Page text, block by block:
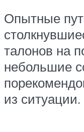
Опытные
талонов на
небольшие
из ситуации.